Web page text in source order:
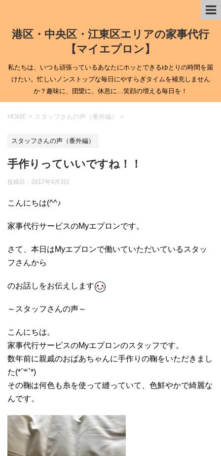
港区・中央区・江東区エリアの家事代行
【マイエプロン】
私たちは、いつも頑張っているあなたにホッとできるゆとりの時間を届
けたい。忙しいノンストップな毎日にやすらぎタイムを補充しません
か？趣味に、団欒に、休息に…笑顔の増える毎日を！
HOME > スタッフさんの声（番外編） >
スタッフさんの声（番外編）
手作りっていいですね！！
投稿日： 2017年4月3日
こんにちは(^^♪
家事代行サービスのMyエプロンです。
さて、本日はMyエプロンで働いていただいているスタッ
フさんから
のお話しをお伝えします
～スタッフさんの声～
こんにちは。
家事代行サービスのMyエプロンのスタッフです。
数年前に親戚のおばあちゃんに手作りの鞠をいただきまし
た(*´꒳`*)
その鞠は何色も糸を使って縫っていて、色鮮やかで綺麗な
んです。